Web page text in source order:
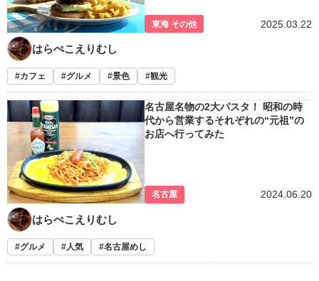
東海 その他 2025.03.22
はらぺこえりむし
カフェ グルメ 景色 観光
名古屋名物の2大パスタ！ 昭和の時
代から営業するそれぞれの“元祖”の
お店へ行ってみた
名古屋 2024.06.20
はらぺこえりむし
グルメ 人気 名古屋めし